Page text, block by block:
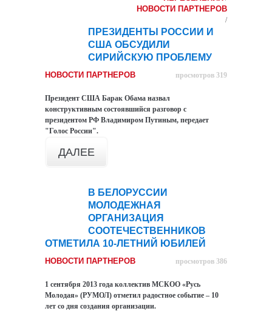
НОВОСТИ ПАРТНЕРОВ
/
ПРЕЗИДЕНТЫ РОССИИ И
США ОБСУДИЛИ
СИРИЙСКУЮ ПРОБЛЕМУ
НОВОСТИ ПАРТНЕРОВ просмотров 319
Президент США Барак Обама назвал
конструктивным состоявшийся разговор с
президентом РФ Владимиром Путиным, передает
"Голос России".
ДАЛЕЕ
В БЕЛОРУССИИ
МОЛОДЕЖНАЯ
ОРГАНИЗАЦИЯ
СООТЕЧЕСТВЕННИКОВ
ОТМЕТИЛА 10-ЛЕТНИЙ ЮБИЛЕЙ
НОВОСТИ ПАРТНЕРОВ просмотров 386
1 сентября 2013 года коллектив МСКОО «Русь
Молодая» (РУМОЛ) отметил радостное событие – 10
лет со дня создания организации.